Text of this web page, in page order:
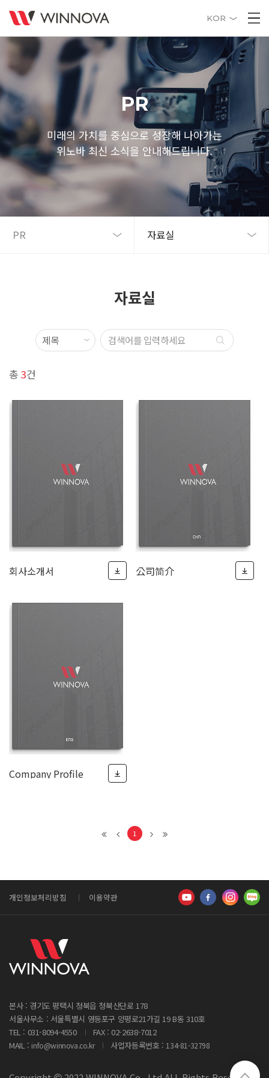
KOR
PR
미래의 가치를 중심으로 성장해 나아가는
위노바 최신 소식을 안내해드립니다.
PR 자료실
자료실
총 3건
회사소개서 公司简介
Company Profile
1
개인정보처리방침 이용약관
본사 : 경기도 평택시 청북읍 청북산단로 178
서울사무소 : 서울특별시 영등포구 양평로21가길 19 B동 310호
TEL : 031-8094-4550
FAX : 02-2638-7012
MAIL : info@winnova.co.kr 사업자등록번호 : 134-81-32798